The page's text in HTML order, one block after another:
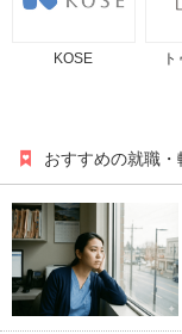
KOSE
おすすめの就職・